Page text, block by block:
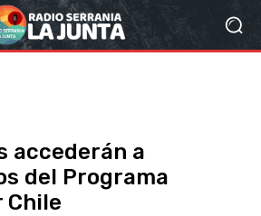
accederán a
del Programa
Chile